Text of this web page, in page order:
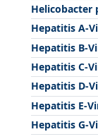
Helicobacter
Hepatitis A-
Hepatitis B-
Hepatitis C-
Hepatitis D-
Hepatitis E-
Hepatitis G-